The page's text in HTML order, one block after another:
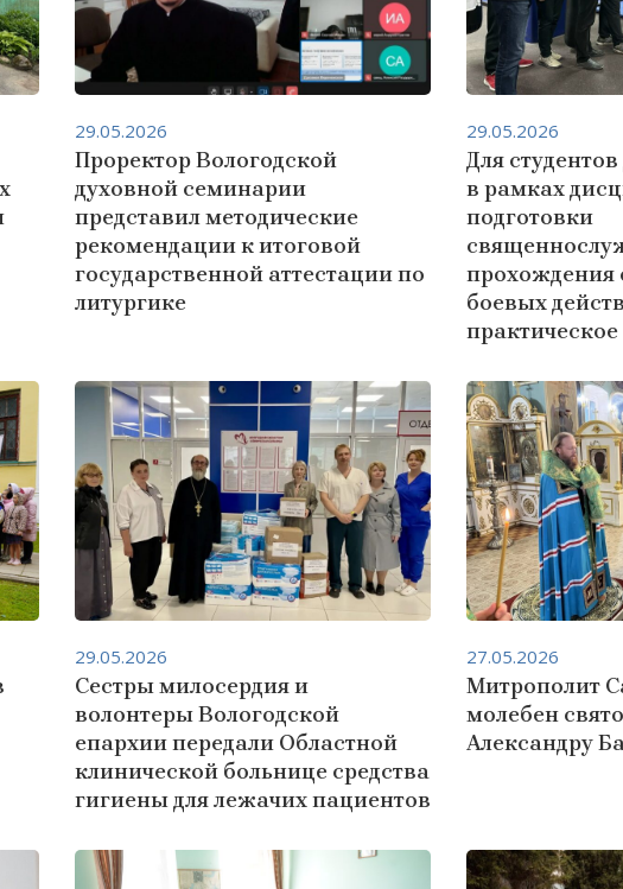
Проректор Вологодской
духовной семинарии
представил методические
рекомендации к итоговой
государственной аттестации по
литургике
29.05.2026
Для
в рамках
подготовки
прохождения
боевых
практическое
29.05.2026
Сестры милосердия и
волонтеры Вологодской
епархии передали Областной
клинической больнице средства
гигиены для лежачих пациентов
29.05.2026
Митрополит
молебен
Александру
27.05.2026